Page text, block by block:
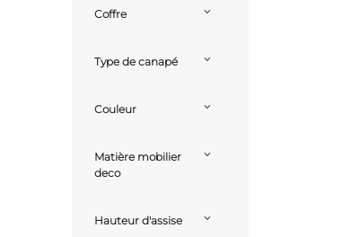
Coffre
Type de canapé
Couleur
Matière mobilier
deco
Hauteur d'assise